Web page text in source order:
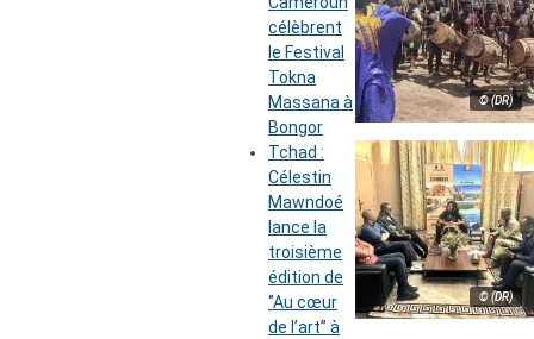
© (DR)
célèbrent
le Festival
Tokna
Massana à
Bongor
© (DR)
Tchad :
Célestin
Mawndoé
lance la
troisième
édition de
‘’Au cœur
de l’art’’ à